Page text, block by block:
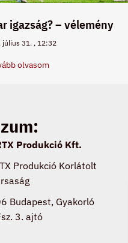
igazság? – vélemény
július 31. 12:32
olvasom
Produkció Kft.
Produkció Korlátolt
Budapest, Gyakorló
3. ajtó